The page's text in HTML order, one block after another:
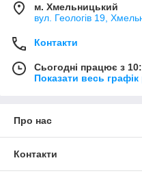
м. Хмельницький
вул. Геологів 19,
Контакти
Сьогодні працює з
Показати весь
Про нас
Контакти